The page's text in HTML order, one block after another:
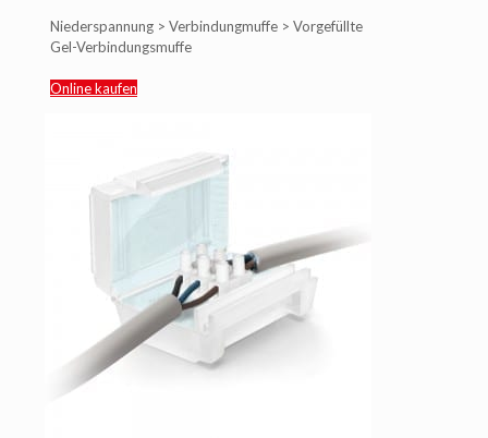
Niederspannung > Verbindungmuffe > Vorgefüllte
Gel-Verbindungsmuffe
Online kaufen